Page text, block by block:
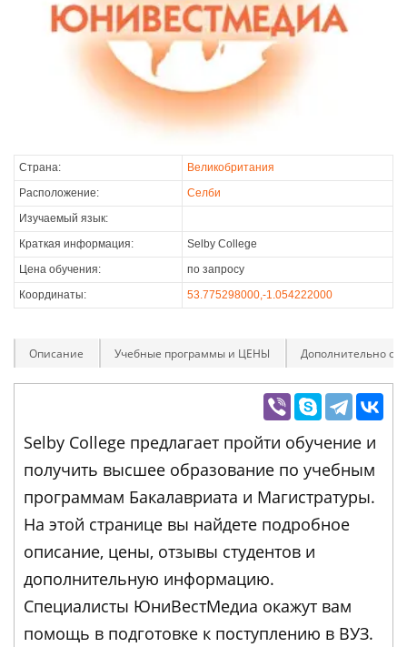
Страна:
Великобритания
Расположение:
Селби
Изучаемый язык:
Краткая информация:
Selby College
Цена обучения:
по запросу
Координаты:
53.775298000,-1.054222000
Описание Учебные программы и ЦЕНЫ Дополнительно
Selby College предлагает пройти обучение и
получить высшее образование по учебным
программам Бакалавриата и Магистратуры.
На этой странице вы найдете подробное
описание, цены, отзывы студентов и
дополнительную информацию.
Специалисты ЮниВестМедиа окажут вам
помощь в подготовке к поступлению в ВУЗ.